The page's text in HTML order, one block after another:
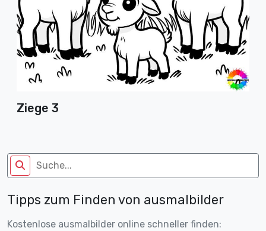
Ziege 3
Tipps zum Finden von ausmalbilder
Kostenlose ausmalbilder online schneller finden: